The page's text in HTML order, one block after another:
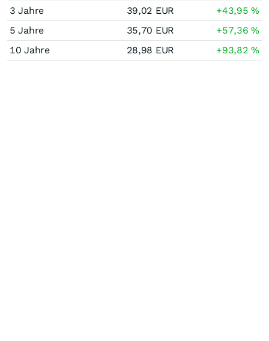
3 Jahre 39,02 EUR +43,95%
5 Jahre
35,70 EUR +57,36%
10 Jahre
28,98 EUR +93,82%